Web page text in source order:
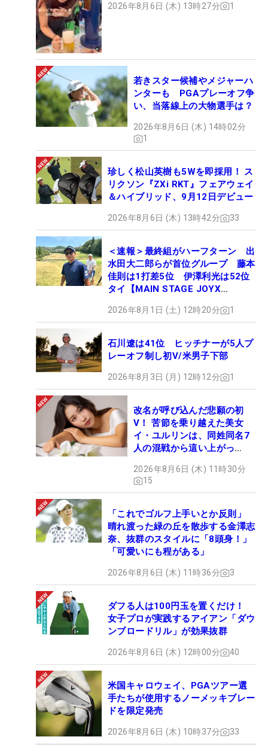
2026年8月6日 (木) 13時27分 1
若きスター候補やメジャーハ
ンターも PGAプレーオフ争
い、当落線上の大物選手は？
2026年8月6日 (木) 14時02分
1
珍しく松山英樹も5Wを即採用！ ス
リクソン『ZXi RKT』フェアウェイ
＆ハイブリッド、9月12日デビュー
2026年8月6日 (木) 13時42分 33
＜速報＞最終組がハーフターン 出
水田大二郎らが首位グループ 藤本
佳則は1打差5位 伊澤利光は52位
タイ【MAIN STAGE JOYX
2026年8月1日 (土) 12時20分 1
石川遼は41位 ヒッチナーが5人プ
レーオフ制し初V/米男子下部
2026年8月3日 (月) 12時12分 1
改名が呼び込んだ悲願の初
V！ 苦節を乗り越えた美女
イ・ユルリンは、同姓同名7
人の混戦から這い上がっ
2026年8月6日 (木) 11時30分
15
「これでゴルフ上手いとか反則」
晴れ渡った緑の丘を散歩する金澤志
奈、抜群のスタイルに「8頭身！」
「可愛いにも程がある」
2026年8月6日 (木) 11時36分 3
ダフる人は100円玉を置くだけ！
女子プロが実践するアイアン「ダウ
ンブロードリル」が効果抜群
2026年8月6日 (木) 12時00分 40
米国キャロウェイ、PGAツアー選
手たちが使用するノーメッキブレー
ドを限定発売
2026年8月6日 (木) 10時37分 33